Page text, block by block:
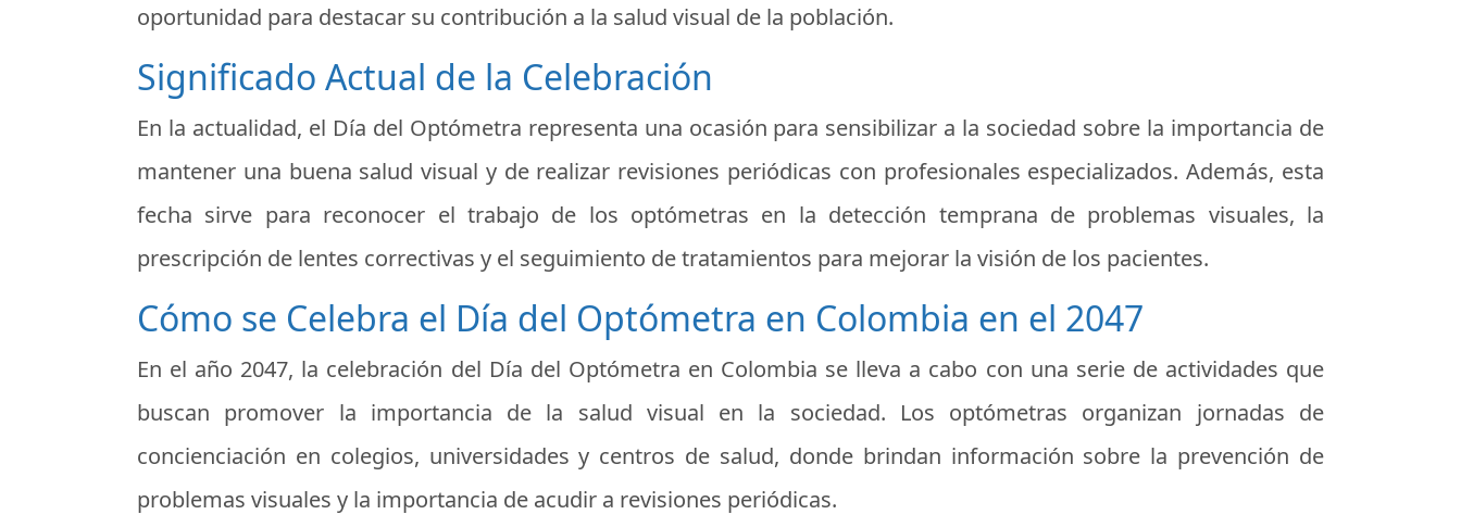
oportunidad para destacar su contribución a la salud visual de la población.
Significado Actual de la Celebración
En la actualidad, el Día del Optómetra representa una ocasión para sensibilizar a la sociedad sobre la importancia de
mantener una buena salud visual y de realizar revisiones periódicas con profesionales especializados. Además, esta
fecha sirve para reconocer el trabajo de los optómetras en la detección temprana de problemas visuales, la
prescripción de lentes correctivas y el seguimiento de tratamientos para mejorar la visión de los pacientes.
Cómo se Celebra el Día del Optómetra en Colombia en el 2047
En el año 2047, la celebración del Día del Optómetra en Colombia se lleva a cabo con una serie de actividades que
buscan promover la importancia de la salud visual en la sociedad. Los optómetras organizan jornadas de
concienciación en colegios, universidades y centros de salud, donde brindan información sobre la prevención de
problemas visuales y la importancia de acudir a revisiones periódicas.